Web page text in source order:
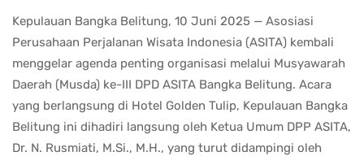
Kepulauan Bangka Belitung, 10 Juni 2025 — Asosiasi
Perusahaan Perjalanan Wisata Indonesia (ASITA) kembali
menggelar agenda penting organisasi melalui Musyawarah
Daerah (Musda) ke-III DPD ASITA Bangka Belitung. Acara
yang berlangsung di Hotel Golden Tulip, Kepulauan Bangka
Belitung ini dihadiri langsung oleh Ketua Umum DPP ASITA,
Dr. N. Rusmiati, M.Si., M.H., yang turut didampingi oleh